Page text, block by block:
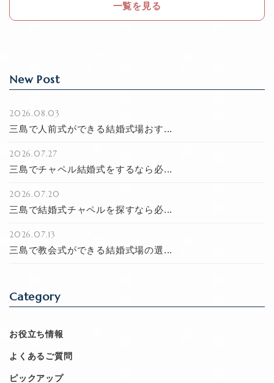
k
一覧を見る
New Post
2026.08.03
三島で人前式ができる結婚式場おす...
2026.07.27
三島でチャペル結婚式をするなら必...
2026.07.20
三島で結婚式チャペルを探すなら必...
2026.07.13
三島で教会式ができる結婚式場の選...
Category
お役立ち情報
よくあるご質問
ピックアップ